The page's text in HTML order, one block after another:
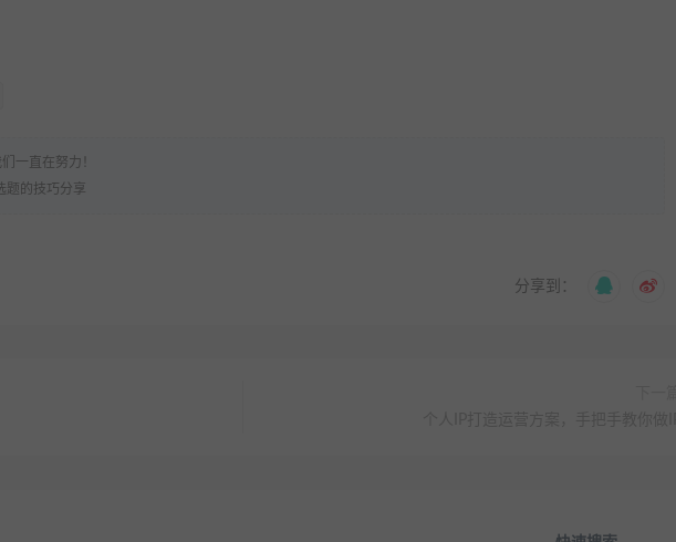
一直在努力！
题的技巧分享
分享到：